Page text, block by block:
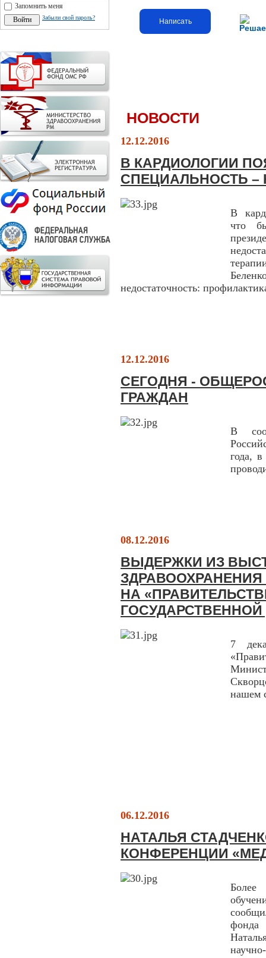
Запомнить меня
Забыли свой пароль? Написать
НОВОСТИ
12.12.2016
В КАРДИОЛОГИИ
СПЕЦИАЛЬНОСТЬ –
В
что
недостаточность:
12.12.2016
СЕГОДНЯ -
ГРАЖДАН
В
года,
08.12.2016
ВЫДЕРЖКИ ИЗ
НА
ГОСУДАРСТВЕННОЙ
7
нашем
06.12.2016
НАТАЛЬЯ
КОНФЕРЕНЦИИ
фонда